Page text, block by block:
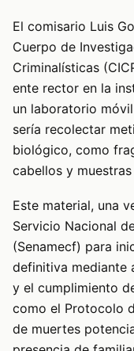
El comisario Luis
Cuerpo de
Criminalísticas
ente rector en la
un laboratorio
sería recolectar
biológico, como
cabellos y
Este material, una
Servicio Nacional
(Senamecf) para
definitiva mediante
y el cumplimiento
como el Protocolo
de muertes